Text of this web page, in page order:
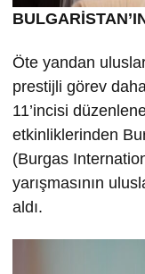
Öte yandan
prestijli görev
11’incisi
etkinliklerinden
(Burgas
yarışmasının
aldı.